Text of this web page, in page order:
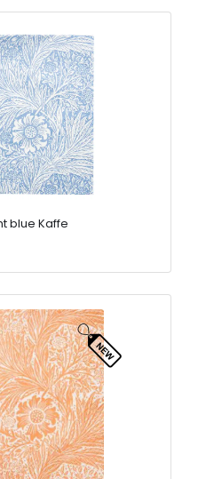
blue Kaffe